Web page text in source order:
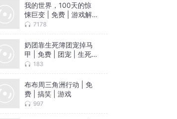
我的世界，100天的惊
悚巨变 | 免费 | 游戏解
说 | 二次元
7178
奶团靠生死簿团宠掉马
甲 | 免费 | 团宠 | 生死
簿 183
布布周三角洲行动 | 免
费 | 搞笑 | 游戏
997